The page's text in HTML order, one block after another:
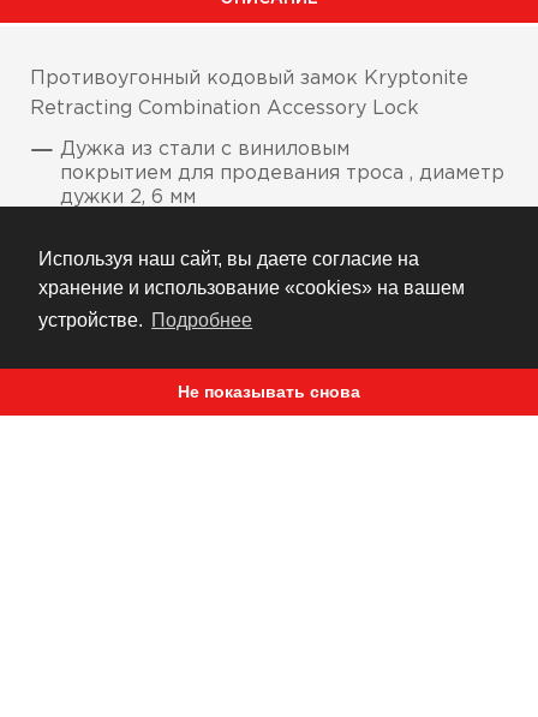
Используя наш сайт, вы даете согласие на
хранение и использование «cookies» на вашем
устройстве. Подробнее
Не показывать снова
Противоугонный кодовый замок Kryptonite
Retracting Combination Accessory Lock
Дужка из стали с виниловым
покрытием для продевания троса , диаметр
дужки 2, 6 мм
доступа к открыванию ключом
Рекомендуется для запирания
быстросъемных компонентов и
Размер: 3 дюйма